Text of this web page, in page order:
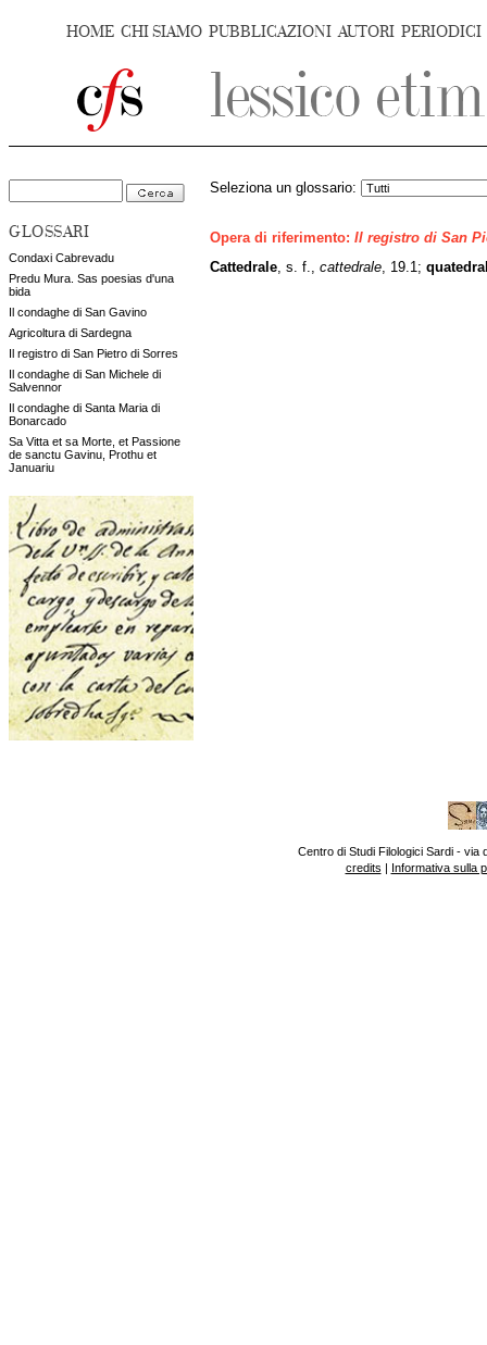
HOME CHI SIAMO PUBBLICAZIONI AUTORI PERIODICI
GLOSSARI
Condaxi Cabrevadu
Predu Mura. Sas poesias d'una
bida
Il condaghe di San Gavino
Agricoltura di Sardegna
Il registro di San Pietro di Sorres
Il condaghe di San Michele di
Salvennor
Il condaghe di Santa Maria di
Bonarcado
Sa Vitta et sa Morte, et Passione
de sanctu Gavinu, Prothu et
Januariu
Seleziona un glossario:
Opera di riferimento: Il registro di San
Cattedrale , s. f., cattedrale , 19.1;
Centro di Studi Filologici Sardi - via
credits | Informativa sulla